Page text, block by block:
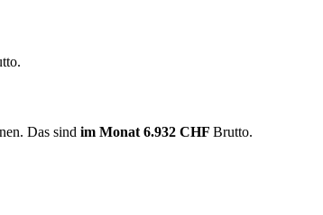
Das sind im Monat 6.932 CHF Brutto.